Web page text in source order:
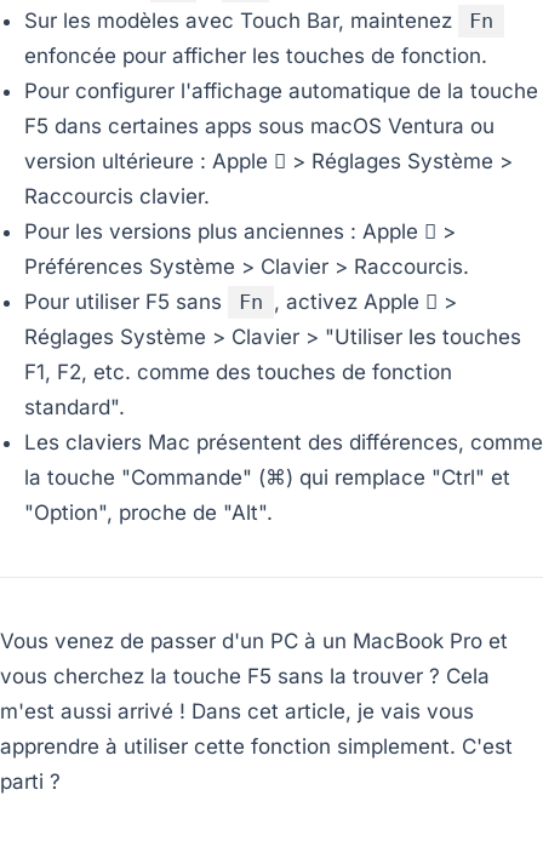
Sur les modèles avec Touch Bar, maintenez
Fn
enfoncée pour afficher les touches de fonction.
Pour configurer l'affichage automatique de la touche
F5 dans certaines apps sous macOS Ventura ou
version ultérieure : Apple  > Réglages Système >
Raccourcis clavier.
Pour les versions plus anciennes : Apple  >
Préférences Système > Clavier > Raccourcis.
Pour utiliser F5 sans
Fn , activez Apple  >
Réglages Système > Clavier > "Utiliser les touches
F1, F2, etc. comme des touches de fonction
standard".
Les claviers Mac présentent des différences, comme
la touche "Commande" (⌘) qui remplace "Ctrl" et
"Option", proche de "Alt".
Vous venez de passer d'un PC à un MacBook Pro et
vous cherchez la touche F5 sans la trouver ? Cela
m'est aussi arrivé ! Dans cet article, je vais vous
apprendre à utiliser cette fonction simplement. C'est
parti ?